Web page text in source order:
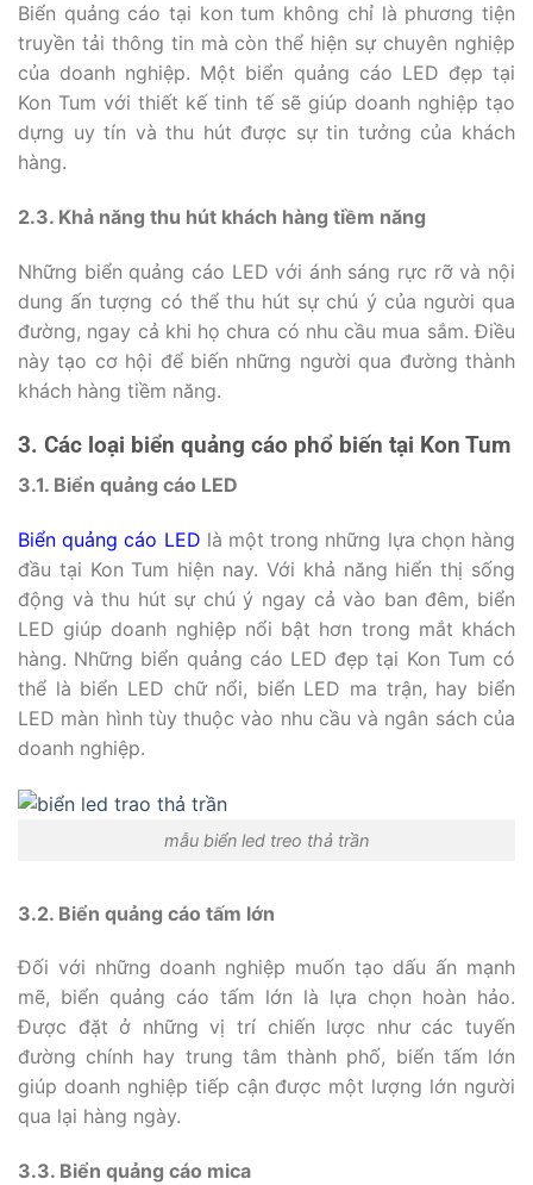
Biển quảng cáo tại kon tum không chỉ là phương tiện
truyền tải thông tin mà còn thể hiện sự chuyên nghiệp
của doanh nghiệp. Một biển quảng cáo LED đẹp tại
Kon Tum với thiết kế tinh tế sẽ giúp doanh nghiệp tạo
dựng uy tín và thu hút được sự tin tưởng của khách
hàng.
2.3. Khả năng thu hút khách hàng tiềm năng
Những biển quảng cáo LED với ánh sáng rực rỡ và nội
dung ấn tượng có thể thu hút sự chú ý của người qua
đường, ngay cả khi họ chưa có nhu cầu mua sắm. Điều
này tạo cơ hội để biến những người qua đường thành
khách hàng tiềm năng.
3. Các loại biển quảng cáo phổ biến tại Kon Tum
3.1. Biển quảng cáo LED
Biển quảng cáo LED là một trong những lựa chọn hàng
đầu tại Kon Tum hiện nay. Với khả năng hiển thị sống
động và thu hút sự chú ý ngay cả vào ban đêm, biển
LED giúp doanh nghiệp nổi bật hơn trong mắt khách
hàng. Những biển quảng cáo LED đẹp tại Kon Tum có
thể là biển LED chữ nổi, biển LED ma trận, hay biển
LED màn hình tùy thuộc vào nhu cầu và ngân sách của
doanh nghiệp.
mẫu biển led treo thả trần
3.2. Biển quảng cáo tấm lớn
Đối với những doanh nghiệp muốn tạo dấu ấn mạnh
mẽ, biển quảng cáo tấm lớn là lựa chọn hoàn hảo.
Được đặt ở những vị trí chiến lược như các tuyến
đường chính hay trung tâm thành phố, biển tấm lớn
giúp doanh nghiệp tiếp cận được một lượng lớn người
qua lại hàng ngày.
3.3. Biển quảng cáo mica